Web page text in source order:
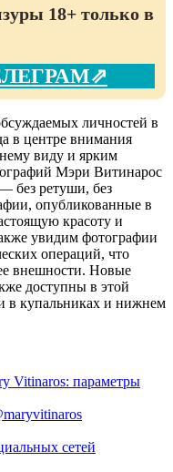
18+ только в
личностей в
в центре внимания
виду и ярким
Мэри Витинарос
без ретуши, без
опубликованные в
красоту и
увидим фотографии
операций, что
внешности. Новые
доступны в этой
в купальниках и нижнем
Vitinaros: параметры
сетей